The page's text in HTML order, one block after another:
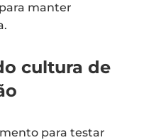
manter
cultura de
para testar